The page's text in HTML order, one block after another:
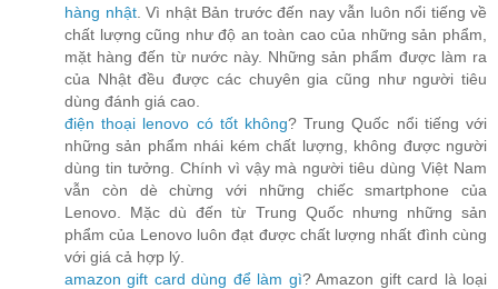
hàng nhật. Vì nhật Bản trước đến nay vẫn luôn nổi tiếng về
chất lượng cũng như độ an toàn cao của những sản phẩm,
mặt hàng đến từ nước này. Những sản phẩm được làm ra
của Nhật đều được các chuyên gia cũng như người tiêu
dùng đánh giá cao.
điện thoại lenovo có tốt không? Trung Quốc nổi tiếng với
những sản phẩm nhái kém chất lượng, không được người
dùng tin tưởng. Chính vì vậy mà người tiêu dùng Việt Nam
vẫn còn dè chừng với những chiếc smartphone của
Lenovo. Mặc dù đến từ Trung Quốc nhưng những sản
phẩm của Lenovo luôn đạt được chất lượng nhất đình cùng
với giá cả hợp lý.
amazon gift card dùng để làm gì? Amazon gift card là loại